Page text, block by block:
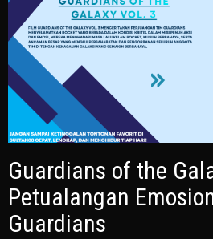
Guardians of the
Petualangan
Guardians